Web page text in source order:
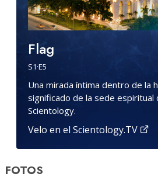
Flag
S1·E5
Una mirada íntima dentro de la
significado de la sede espiritual
Scientology.
Velo en el Scientology.TV
FOTOS